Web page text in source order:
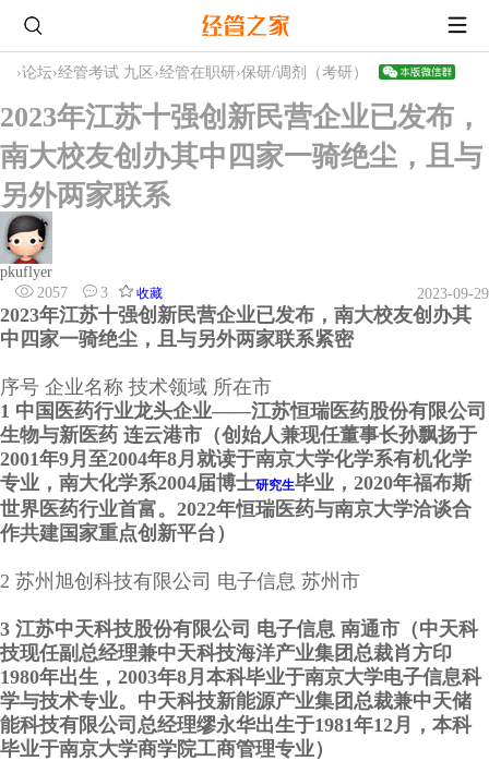
›论坛›经管考试 九区 ›经管在职研›保研/调剂（考研）
2023年江苏十强创新民营企业已发布，
南大校友创办其中四家一骑绝尘，且与
另外两家联系
pkuflyer
2057
3 收藏 2023-09-29
2023年江苏十强创新民营企业已发布，南大校友创办其
中四家一骑绝尘，且与另外两家联系紧密
序号 企业名称 技术领域 所在市
1 中国医药行业龙头企业——江苏恒瑞医药股份有限公司
生物与新医药 连云港市（创始人兼现任董事长孙飘扬于
2001年9月至2004年8月就读于南京大学化学系有机化学
专业，南大化学系2004届博士研究生毕业，2020年福布斯
世界医药行业首富。2022年恒瑞医药与南京大学洽谈合
作共建国家重点创新平台）
2 苏州旭创科技有限公司 电子信息 苏州市
3 江苏中天科技股份有限公司 电子信息 南通市（中天科
技现任副总经理兼中天科技海洋产业集团总裁肖方印
1980年出生，2003年8月本科毕业于南京大学电子信息科
学与技术专业。中天科技新能源产业集团总裁兼中天储
能科技有限公司总经理缪永华出生于1981年12月，本科
毕业于南京大学商学院工商管理专业）